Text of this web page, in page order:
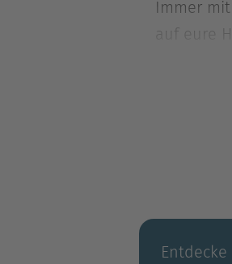
Immer
auf eure
im